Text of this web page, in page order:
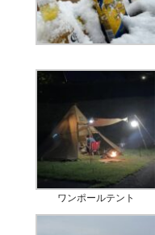
ワンポールテント